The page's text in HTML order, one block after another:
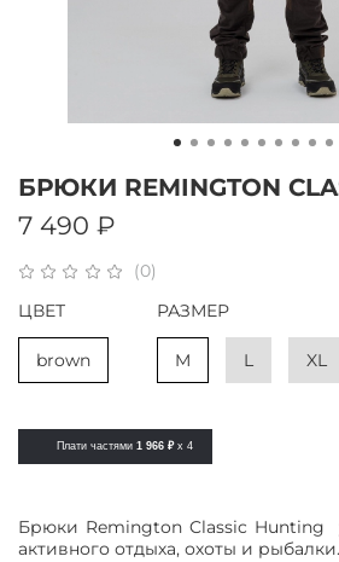
(0)
БРЮКИ REMINGTON
7 490 ₽
Плати частями 1 966 ₽ x 4
ЦВЕТ
brown
РАЗМЕР
M L XL
Брюки Remington Classic Hunting
активного отдыха, охоты и рыбалки.